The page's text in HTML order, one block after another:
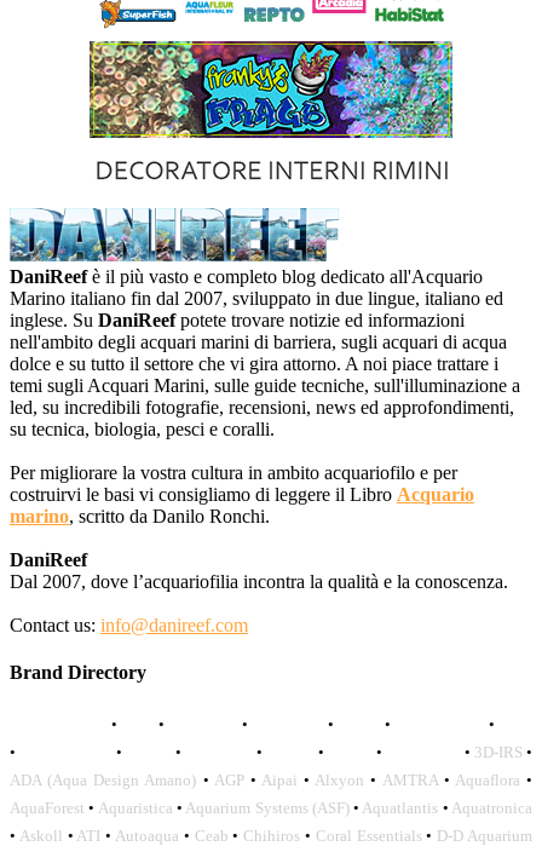
DaniReefè il più vasto e completo blog dedicato all'Acquario
Marino italiano fin dal 2007, sviluppato in due lingue, italiano ed
inglese. Su DaniReefpotete trovare notizie ed informazioni
nell'ambito degli acquari marini di barriera, sugli acquari di acqua
dolce e su tutto il settore che vi gira attorno. A noi piace trattare i
temi sugli Acquari Marini, sulle guide tecniche, sull'illuminazione a
led, su incredibili fotografie, recensioni, news ed approfondimenti,
su tecnica, biologia, pesci e coralli.
Per migliorare la vostra cultura in ambito acquariofilo e per
costruirvi le basi vi consigliamo di leggere il Libro Acquario
marino, scritto da Danilo Ronchi.
DaniReef
Dal 2007, dove l’acquariofilia incontra la qualità e la conoscenza.
Contact us: info@danireef.com
Brand Directory
• • • • • •
•
• • • • • • 3D-IRS •
ADA (Aqua Design Amano) • AGP• Aipai • Alxyon • AMTRA• Aquaflora •
AquaForest • Aquaristica • Aquarium Systems (ASF)• Aquatlantis • Aquatronica
• Askoll • ATI • Autoaqua • Ceab • Chihiros • Coral Essentials• D-D Aquarium